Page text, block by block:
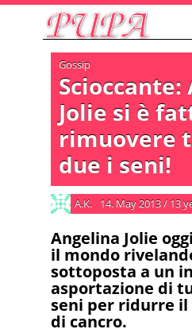
Gossip
Scioccante:
Jolie si è
rimuovere
due i seni!
A.K. 14. May 2013/ 13
Angelina Jolie
il mondo
sottoposta a un
asportazione di
seni per ridurre
di cancro.